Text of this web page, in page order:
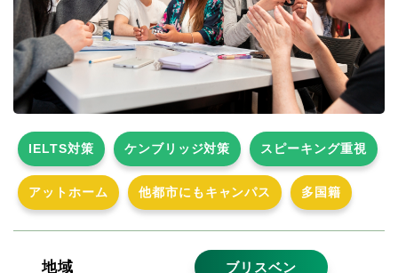
IELTS対策 ケンブリッジ対策 スピーキング重視
アットホーム 他都市にもキャンパス 多国籍
地域 ブリスベン